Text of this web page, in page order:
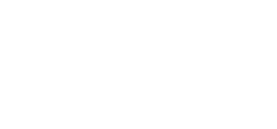
arbejder aktivt for at
materialer og bæredygtige